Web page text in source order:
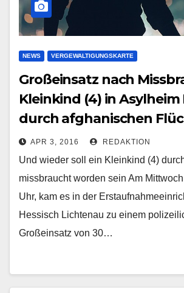
NEWS VERGEWALTIGUNGSKARTE
Großeinsatz nach
Kleinkind (4) in
durch afghanischen
APR 3, 2016 REDAKTION
Und wieder soll ein Kleinkind (4)
missbraucht worden sein Am
Uhr, kam es in der
Hessisch Lichtenau zu einem
Großeinsatz von 30…